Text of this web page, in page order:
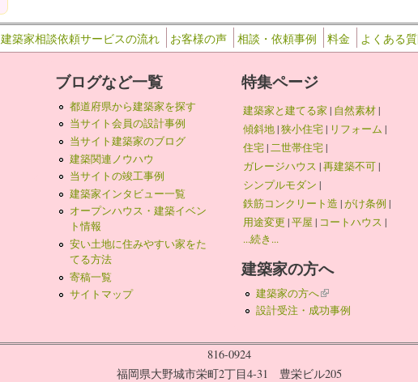
建築家相談依頼サービスの流れ お客様の声 相談・依頼事例 料金 よくある
ブログなど一覧
都道府県から建築家を探す
当サイト会員の設計事例
当サイト建築家のブログ
建築関連ノウハウ
当サイトの竣工事例
建築家インタビュー一覧
オープンハウス・建築イベン
ト情報
安い土地に住みやすい家をた
てる方法
寄稿一覧
サイトマップ
特集ページ
建築家と建てる家 | 自然素材|
傾斜地|狭小住宅| リフォーム |
住宅|二世帯住宅|
ガレージハウス |再建築不可|
シンプルモダン |
鉄筋コンクリート造 |がけ条例 |
用途変更 |平屋 | コートハウス |
...続き...
建築家の方へ
建築家の方へ(link is external)
設計受注・成功事例
816-0924
福岡県大野城市栄町2丁目4-31 豊栄ビル205